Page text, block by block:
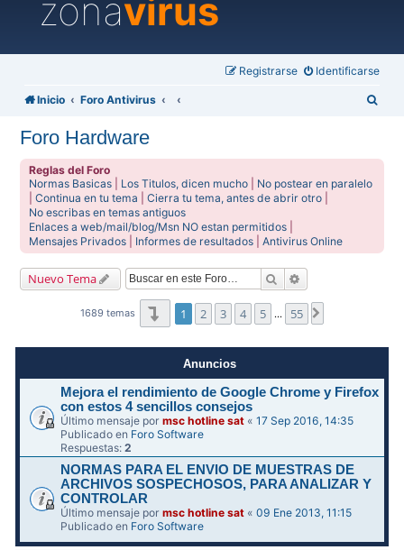
zonavirus
Identificarse
Registrarse
Inicio Foro Antivirus
Foro Hardware
Reglas del Foro
Normas Basicas
Los Titulos, dicen mucho
No postear en paralelo
|Continua en tu tema |Cierra tu tema, antes de abrir otro
No escribas en temas antiguos
Enlaces a web/mail/blog/Msn NO estan permitidos
Mensajes Privados
Informes de resultados |Antivirus Online
Nuevo Tema Buscar
1689 temas Página1de55
1 2 3 4 5 … 55
Anuncios
Mejora el rendimiento de Google Chrome y Firefox
con estos 4 sencillos consejos
Último mensaje pormsc hotline sat «17 Sep 2016, 14:35
Publicado en Foro Software
Respuestas:2
NORMAS PARA EL ENVIO DE MUESTRAS DE
ARCHIVOS SOSPECHOSOS, PARA ANALIZAR Y
CONTROLAR
Último mensaje pormsc hotline sat «09 Ene 2013, 11:15
Publicado en Foro Software